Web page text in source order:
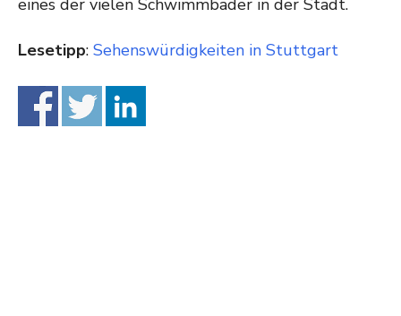
Lesetipp: Sehenswürdigkeiten in Stuttgart